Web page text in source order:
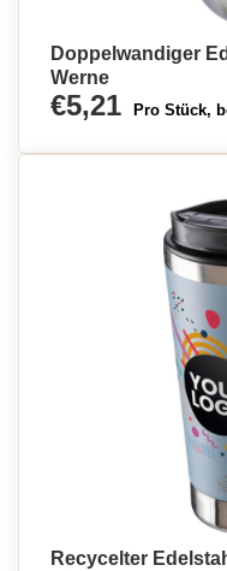
Doppelwandiger
Werne
€5,21 Pro Stück,
Recycelter